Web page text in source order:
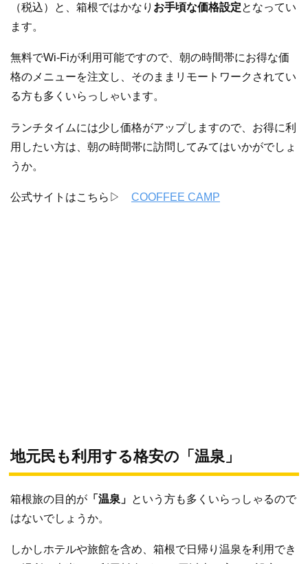
（税込）と、箱根ではかなり お手頃な価格設定となってい
ます。
無料でWi-Fiが利用可能ですので、朝の時間帯にお得な価
格のメニューを注文し、そのままリモートワークされてい
る方も多くいらっしゃいます。
ランチタイムには少し価格がアップしますので、お得に利
用したい方は、朝の時間帯に訪問してみてはいかがでしょ
うか。
公式サイトはこちら▷ COOFFEE CAMP
地元民も利用する格安の「温泉」
箱根旅の目的が 「温泉」 という方も多くいらっしゃるので
はないでしょうか。
しかしホテルや旅館を含め、箱根で日帰り温泉を利用でき